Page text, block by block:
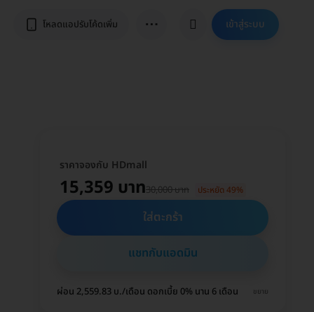
โหลดแอปรับโค้ดเพิ่ม ⋯ เข้าสู่ระบบ
ราคาจองกับ HDmall
15,359 บาท30,000 บาท ประหยัด 49%
ใส่ตะกร้า
แชทกับแอดมิน
ผ่อน 2,559.83 บ./เดือน ดอกเบี้ย 0% นาน 6 เดือน ขยาย